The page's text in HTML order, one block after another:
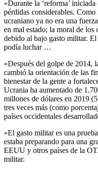
«Durante la ‘reforma’
pérdidas considerables.
ucraniano ya no era una
en mal estado; la moral de los
debido al bajo gasto militar.
podía luchar …
«Después del golpe de 2014,
cambió la orientación de las
bienestar de la gente a
Ucrania ha aumentado de
millones de dólares en 2019
tres veces más (como
países occidentales
«El gasto militar es una
estaba preparando para una
EEUU y otros países de la
militar.